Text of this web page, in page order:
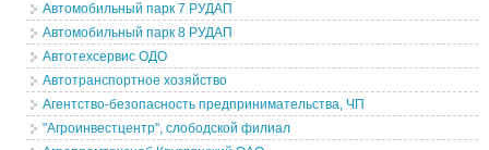
Автомобильный парк 7 РУДАП
Автомобильный парк 8 РУДАП
Автотехсервис ОДО
Автотранспортное хозяйство
Агентство-безопасность предпринимательства, ЧП
"Агроинвестцентр", слободской филиал